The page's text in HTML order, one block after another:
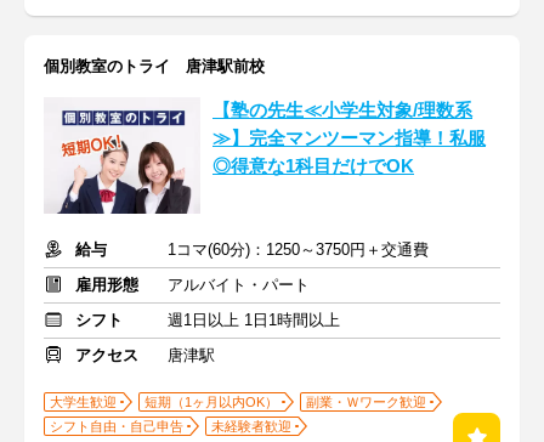
個別教室のトライ 唐津駅前校
【塾の先生≪小学生対象/理数系
≫】完全マンツーマン指導！私服
◎得意な1科目だけでOK
給与
1コマ(60分)：1250～3750円＋交通費
雇用形態
アルバイト・パート
シフト
週1日以上 1日1時間以上
アクセス
唐津駅
大学生歓迎 短期（1ヶ月以内OK）
副業・Ｗワーク歓迎
シフト自由・自己申告
未経験者歓迎